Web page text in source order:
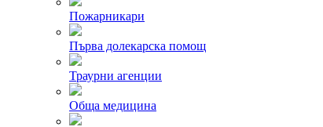
Пожарникари
Първа долекарска помощ
Траурни агенции
Обща медицина